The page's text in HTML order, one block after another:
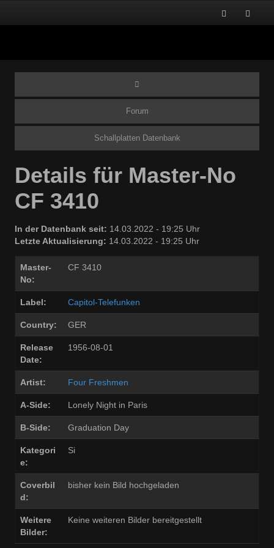
Forum
Schallplatten Datenbank
Details für Master-No
CF 3410
In der Datenbank seit: 14.03.2022 - 19:25 Uhr
Letzte Aktualisierung: 14.03.2022 - 19:25 Uhr
Master-
No:
CF 3410
Label: Capitol-Telefunken
Country: GER
Release
Date:
1956-08-01
Artist: Four Freshmen
A-Side: Lonely Night in Paris
B-Side: Graduation Day
Kategori
e:
Si
Coverbil
d:
bisher kein Bild hochgeladen
Weitere
Bilder:
Keine weiteren Bilder bereitgestellt